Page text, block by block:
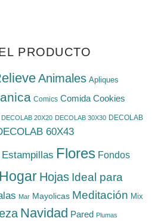
PRODUCTO
Animales Apliques
Comics Comida Cookies
DECOLAB 20X20 DECOLAB 30X30 DECOLAB
60X43
Estampillas Flores Fondos
Hogar Hojas Ideal para
Mar Mayolicas Meditación Mix
Navidad Pared Plumas